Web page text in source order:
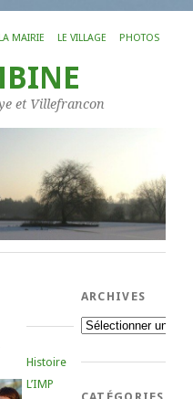
MAIRIE LE VILLAGE PHOTOS
et Villefrancon
Histoire
L’IMP
ARCHIVES
Archives